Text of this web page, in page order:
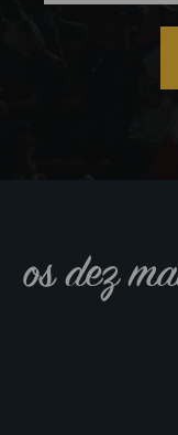
os dez